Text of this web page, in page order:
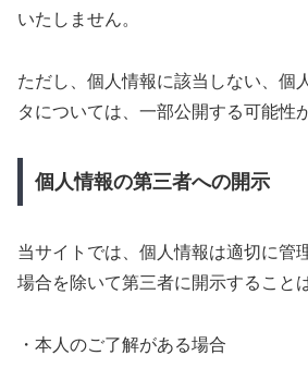
いたしません。
ただし、個人情報に該当しない、個
タについては、一部公開する可能性
個人情報の第三者への開示
当サイトでは、個人情報は適切に管
場合を除いて第三者に開示すること
・本人のご了解がある場合